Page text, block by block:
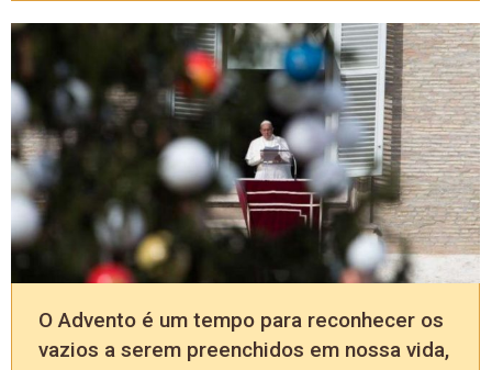
O Advento é um tempo para reconhecer os
vazios a serem preenchidos em nossa vida,